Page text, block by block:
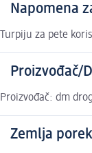
Napomena
Turpiju za pete
Proizvođač/
Proizvođač: dm
Zemlja